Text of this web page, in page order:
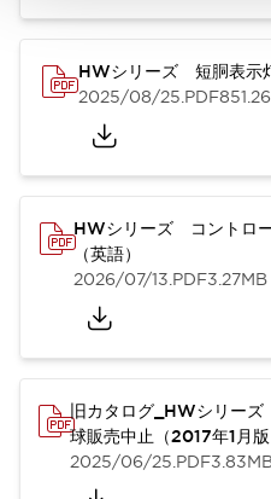
HWシリーズ 短胴表示
2025/08/25.PDF
HWシリーズ コントロ
（英語）
2026/07/13.PDF3.27MB
旧カタログ_HWシリー
球販売中止（2017年1月版
2025/06/25.PDF